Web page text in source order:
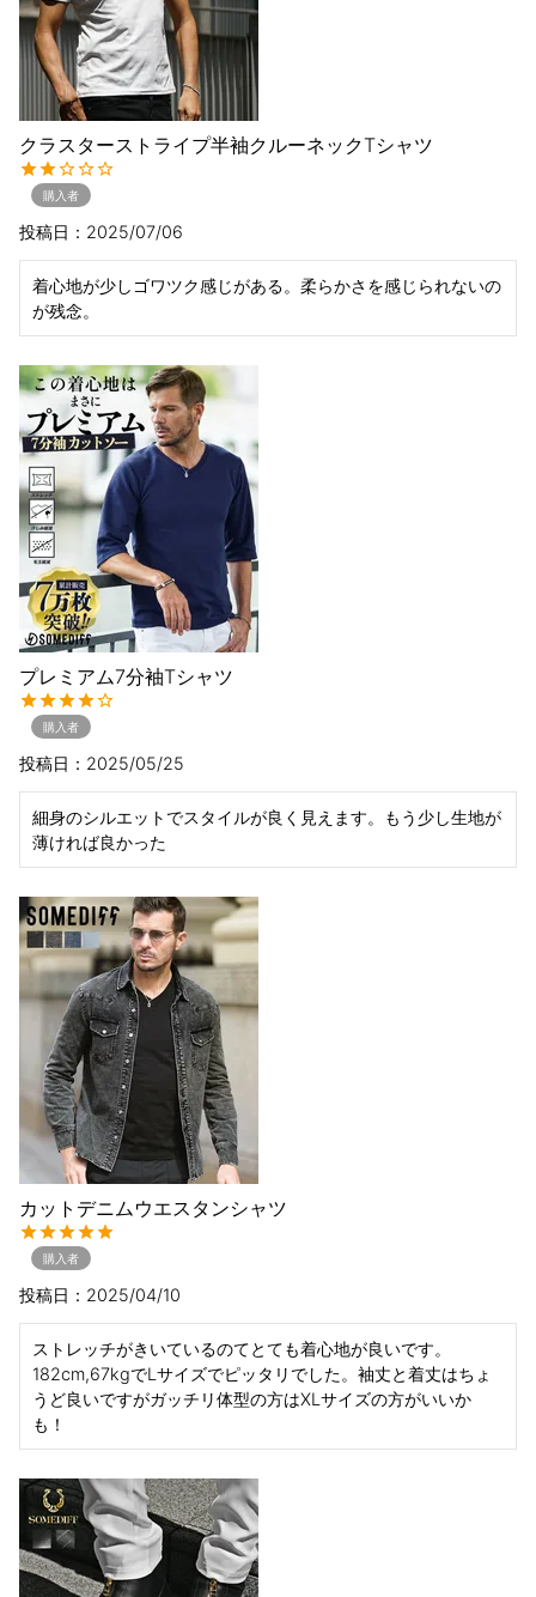
クラスターストライプ半袖クルーネックTシャツ
購入者
投稿日 2025/07/06
着心地が少しゴワツク感じがある。柔らかさを感じられないの
が残念。
プレミアム7分袖Tシャツ
購入者
投稿日 2025/05/25
細身のシルエットでスタイルが良く見えます。もう少し生地が
薄ければ良かった
カットデニムウエスタンシャツ
購入者
投稿日 2025/04/10
ストレッチがきいているのてとても着心地が良いです。
182cm,67kgでLサイズでピッタリでした。袖丈と着丈はちょ
うど良いですがガッチリ体型の方はXLサイズの方がいいか
も！